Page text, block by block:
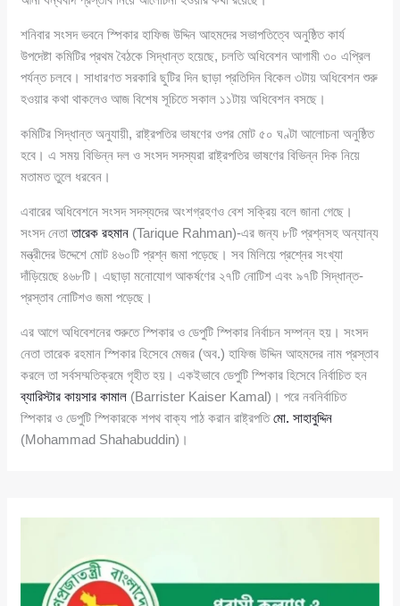
শনিবার সংসদ ভবনে স্পিকার হাফিজ উদ্দিন আহমদের সভাপতিত্বে অনুষ্ঠিত কার্য
উপদেষ্টা কমিটির প্রথম বৈঠকে সিদ্ধান্ত হয়েছে, চলতি অধিবেশন আগামী ৩০ এপ্রিল
পর্যন্ত চলবে। সাধারণত সরকারি ছুটির দিন ছাড়া প্রতিদিন বিকেল ৩টায় অধিবেশন শুরু
হওয়ার কথা থাকলেও আজ বিশেষ সূচিতে সকাল ১১টায় অধিবেশন বসছে।
কমিটির সিদ্ধান্ত অনুযায়ী, রাষ্ট্রপতির ভাষণের ওপর মোট ৫০ ঘণ্টা আলোচনা অনুষ্ঠিত
হবে। এ সময় বিভিন্ন দল ও সংসদ সদস্যরা রাষ্ট্রপতির ভাষণের বিভিন্ন দিক নিয়ে
মতামত তুলে ধরবেন।
এবারের অধিবেশনে সংসদ সদস্যদের অংশগ্রহণও বেশ সক্রিয় বলে জানা গেছে।
সংসদ নেতাতারেক রহমান (Tarique Rahman)-এর জন্য ৮টি প্রশ্নসহ অন্যান্য
মন্ত্রীদের উদ্দেশে মোট ৪৬০টি প্রশ্ন জমা পড়েছে। সব মিলিয়ে প্রশ্নের সংখ্যা
দাঁড়িয়েছে ৪৬৮টি। এছাড়া মনোযোগ আকর্ষণের ২৭টি নোটিশ এবং ৯৭টি সিদ্ধান্ত-
প্রস্তাব নোটিশও জমা পড়েছে।
এর আগে অধিবেশনের শুরুতে স্পিকার ও ডেপুটি স্পিকার নির্বাচন সম্পন্ন হয়। সংসদ
নেতা তারেক রহমান স্পিকার হিসেবে মেজর (অব.) হাফিজ উদ্দিন আহমদের নাম প্রস্তাব
করলে তা সর্বসম্মতিক্রমে গৃহীত হয়। একইভাবে ডেপুটি স্পিকার হিসেবে নির্বাচিত হন
ব্যারিস্টার কায়সার কামাল (Barrister Kaiser Kamal)। পরে নবনির্বাচিত
স্পিকার ও ডেপুটি স্পিকারকে শপথ বাক্য পাঠ করান রাষ্ট্রপতিমো. সাহাবুদ্দিন
(Mohammad Shahabuddin)।